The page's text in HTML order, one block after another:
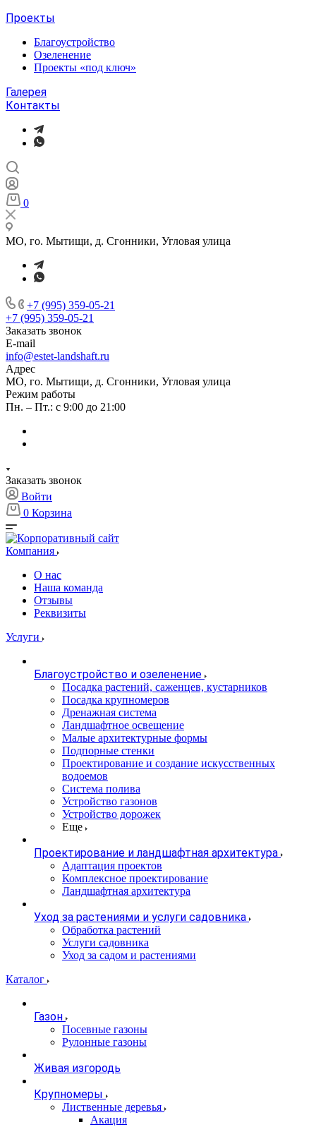
Проекты
Благоустройство
Озеленение
Проекты «под ключ»
Галерея
Контакты
0
МО, го. Мытищи, д. Сгонники, Угловая улица
+7 (995) 359-05-21
+7 (995) 359-05-21
Заказать звонок
E-mail
info@estet-landshaft.ru
Адрес
МО, го. Мытищи, д. Сгонники, Угловая улица
Режим работы
Пн. – Пт.: с 9:00 до 21:00
Заказать звонок
Войти
0 Корзина
Компания
О нас
Наша команда
Отзывы
Реквизиты
Услуги
Благоустройство и озеленение
Посадка растений, саженцев, кустарников
Посадка крупномеров
Дренажная система
Ландшафтное освещение
Малые архитектурные формы
Подпорные стенки
Проектирование и создание искусственных
водоемов
Система полива
Устройство газонов
Устройство дорожек
Еще
Проектирование и ландшафтная архитектура
Адаптация проектов
Комплексное проектирование
Ландшафтная архитектура
Уход за растениями и услуги садовника
Обработка растений
Услуги садовника
Уход за садом и растениями
Каталог
Газон
Посевные газоны
Рулонные газоны
Живая изгородь
Крупномеры
Лиственные деревья
Акация